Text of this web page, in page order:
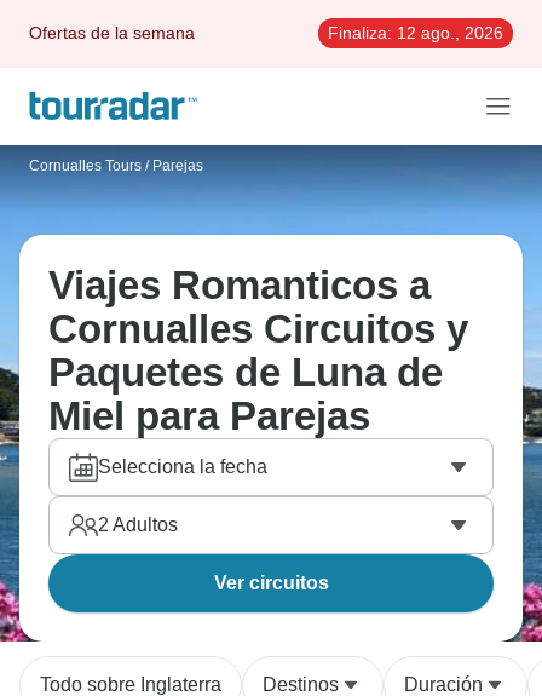
Ofertas de la semana Finaliza: 12 ago., 2026
Cornualles Tours / Parejas
Viajes Romanticos a
Cornualles Circuitos y
Paquetes de Luna de
Miel para Parejas
Selecciona la fecha
2 Adultos
Ver circuitos
Todo sobre Inglaterra Destinos Duración